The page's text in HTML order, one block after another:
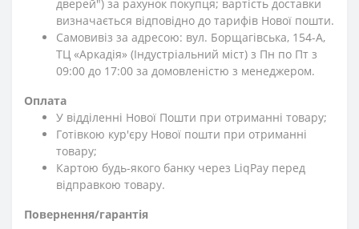
дверей") за рахунок покупця; вартість доставки
визначається відповідно до тарифів Нової пошти.
Самовивіз за адресою: вул. Борщагівська, 154-А,
ТЦ «Аркадія» (Індустріальний міст) з Пн по Пт з
09:00 до 17:00 за домовленістю з менеджером.
Оплата
У відділенні Нової Пошти при отриманні товару;
Готівкою кур'єру Нової пошти при отриманні
товару;
Картою будь-якого банку через LiqPay перед
відправкою товару.
Повернення/гарантія